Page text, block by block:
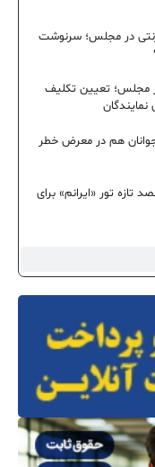
در مجلس؛ سرنوشت
مجلس؛ تعیین تکلیف
هم در معرض خطر
تازه تور «ایرانم» برای